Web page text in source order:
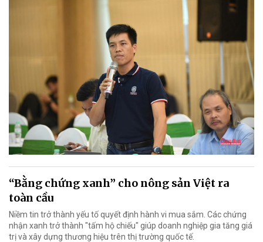
“Bằng chứng xanh” cho nông sản Việt ra
toàn cầu
Niềm tin trở thành yếu tố quyết định hành vi mua sắm. Các chứng
nhận xanh trở thành "tấm hộ chiếu" giúp doanh nghiệp gia tăng giá
trị và xây dựng thương hiệu trên thị trường quốc tế.